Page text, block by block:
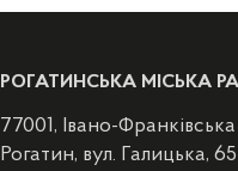
РОГАТИНСЬКА МІСЬКА
77001, Івано-
Рогатин, вул. Галицька, 65